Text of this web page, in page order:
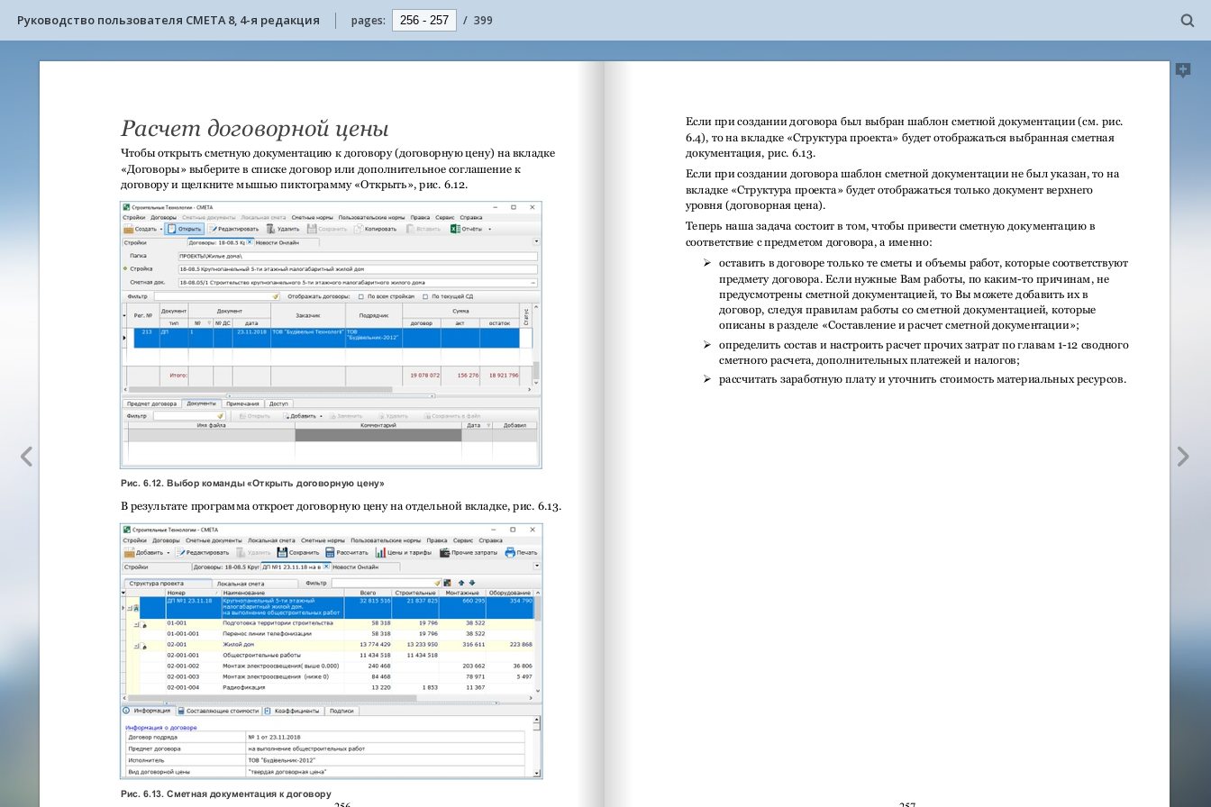
Руководство пользователя СМЕТА 8, 4-я редакция pages: / 399